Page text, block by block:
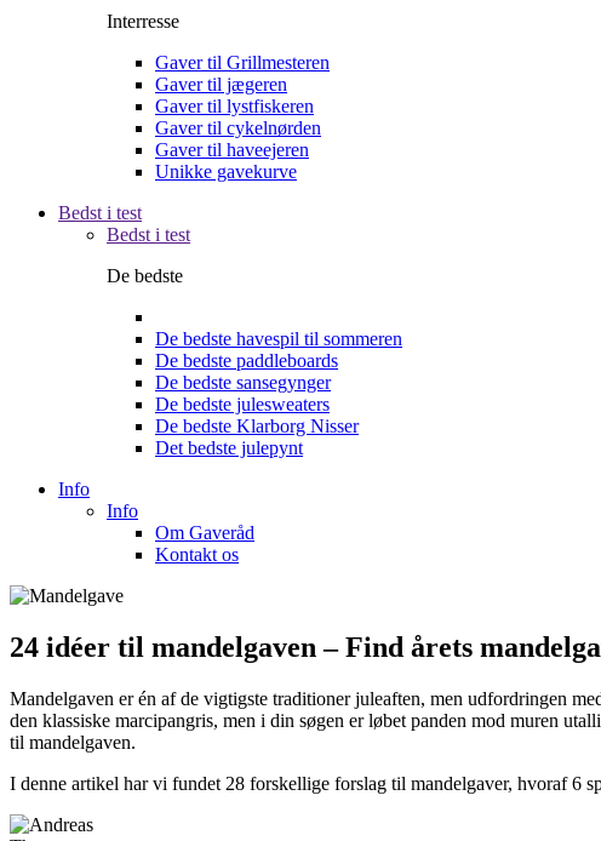
Interresse
Gaver til Grillmesteren
Gaver til jægeren
Gaver til lystfiskeren
Gaver til cykelnørden
Gaver til haveejeren
Unikke gavekurve
Bedst i test
Bedst i test
De bedste
De bedste havespil til sommeren
De bedste paddleboards
De bedste sansegynger
De bedste julesweaters
De bedste Klarborg Nisser
Det bedste julepynt
Info
Info
Om Gaveråd
Kontakt os
24 idéer til mandelgaven – Find årets
Mandelgaven er én af de vigtigste traditioner juleaften, men udfordringen
den klassiske marcipangris, men i din søgen er løbet panden mod muren
til mandelgaven.
I denne artikel har vi fundet 28 forskellige forslag til mandelgaver, hvoraf 6